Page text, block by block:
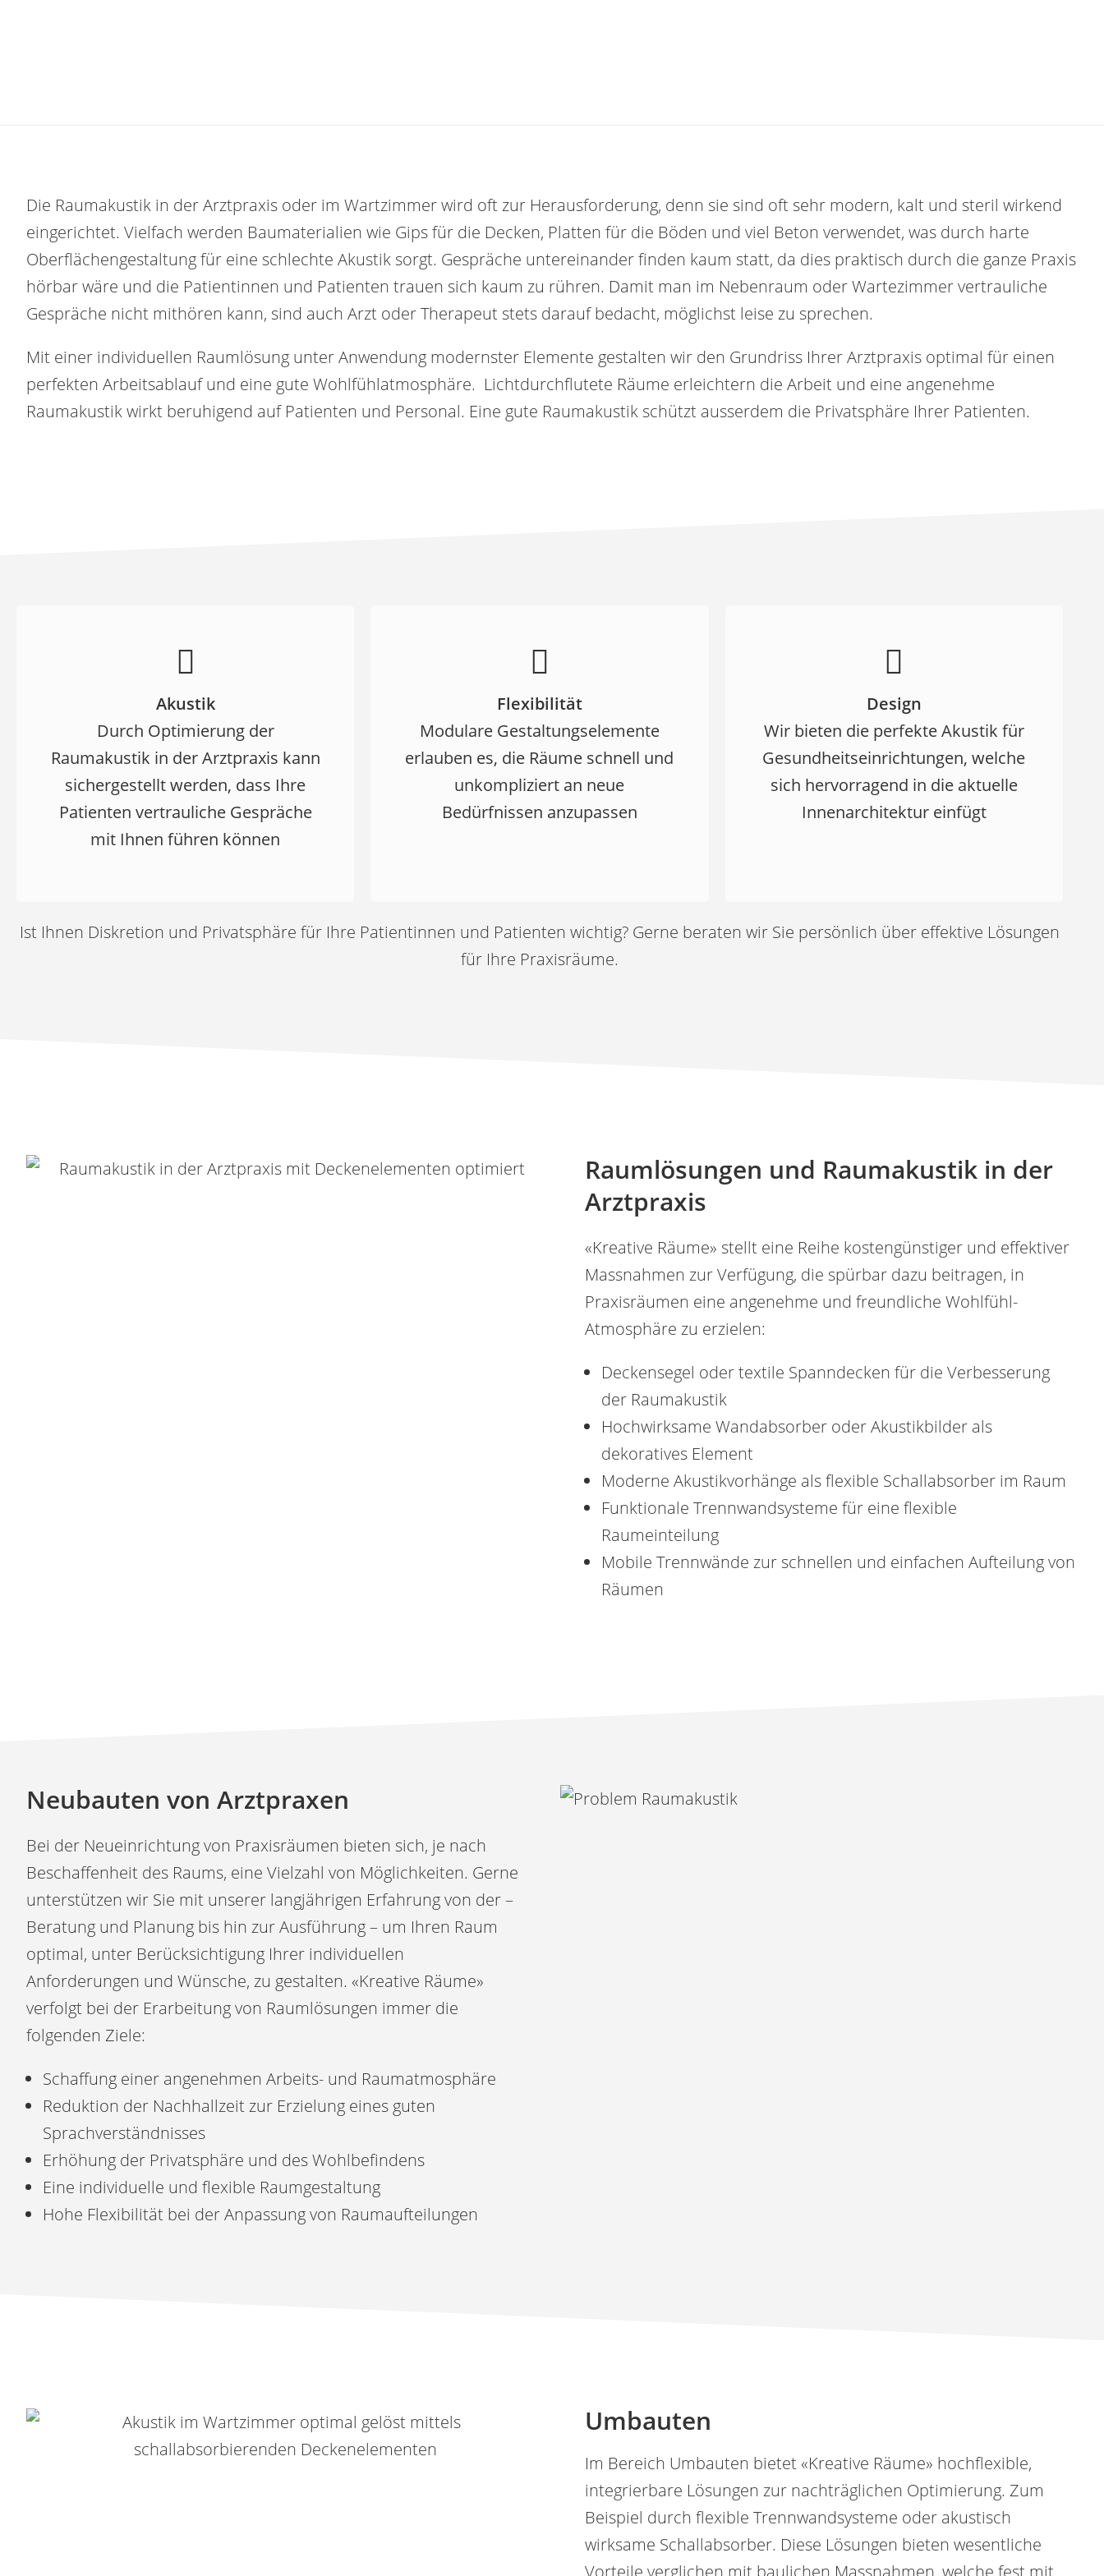
Die Raumakustik in der Arztpraxis oder im Wartzimmer wird oft zur Herausforderung, denn sie sind oft sehr modern, kalt und steril wirkend
eingerichtet. Vielfach werden Baumaterialien wie Gips für die Decken, Platten für die Böden und viel Beton verwendet, was durch harte
Oberflächengestaltung für eine schlechte Akustik sorgt. Gespräche untereinander finden kaum statt, da dies praktisch durch die ganze Praxis
hörbar wäre und die Patientinnen und Patienten trauen sich kaum zu rühren. Damit man im Nebenraum oder Wartezimmer vertrauliche
Gespräche nicht mithören kann, sind auch Arzt oder Therapeut stets darauf bedacht, möglichst leise zu sprechen.
Mit einer individuellen Raumlösung unter Anwendung modernster Elemente gestalten wir den Grundriss Ihrer Arztpraxis optimal für einen
perfekten Arbeitsablauf und eine gute Wohlfühlatmosphäre. Lichtdurchflutete Räume erleichtern die Arbeit und eine angenehme
Raumakustik wirkt beruhigend auf Patienten und Personal. Eine gute Raumakustik schützt ausserdem die Privatsphäre Ihrer Patienten.
Akustik
Durch Optimierung der
Raumakustik in der Arztpraxis kann
sichergestellt werden, dass Ihre
Patienten vertrauliche Gespräche
mit Ihnen führen können
Flexibilität
Modulare Gestaltungselemente
erlauben es, die Räume schnell und
unkompliziert an neue
Bedürfnissen anzupassen
Design
Wir bieten die perfekte Akustik für
Gesundheitseinrichtungen, welche
sich hervorragend in die aktuelle
Innenarchitektur einfügt
Ist Ihnen Diskretion und Privatsphäre für Ihre Patientinnen und Patienten wichtig? Gerne beraten wir Sie persönlich über effektive Lösungen
für Ihre Praxisräume.
Raumlösungen und Raumakustik in der
Arztpraxis
«Kreative Räume» stellt eine Reihe kostengünstiger und effektiver
Massnahmen zur Verfügung, die spürbar dazu beitragen, in
Praxisräumen eine angenehme und freundliche Wohlfühl-
Atmosphäre zu erzielen:
Deckensegel oder textile Spanndecken für die Verbesserung
der Raumakustik
Hochwirksame Wandabsorber oder Akustikbilder als
dekoratives Element
Moderne Akustikvorhänge als flexible Schallabsorber im Raum
Funktionale Trennwandsysteme für eine flexible
Raumeinteilung
Mobile Trennwände zur schnellen und einfachen Aufteilung von
Räumen
Neubauten von Arztpraxen
Bei der Neueinrichtung von Praxisräumen bieten sich, je nach
Beschaffenheit des Raums, eine Vielzahl von Möglichkeiten. Gerne
unterstützen wir Sie mit unserer langjährigen Erfahrung von der –
Beratung und Planung bis hin zur Ausführung – um Ihren Raum
optimal, unter Berücksichtigung Ihrer individuellen
Anforderungen und Wünsche, zu gestalten. «Kreative Räume»
verfolgt bei der Erarbeitung von Raumlösungen immer die
folgenden Ziele:
Schaffung einer angenehmen Arbeits- und Raumatmosphäre
Reduktion der Nachhallzeit zur Erzielung eines guten
Sprachverständnisses
Erhöhung der Privatsphäre und des Wohlbefindens
Eine individuelle und flexible Raumgestaltung
Hohe Flexibilität bei der Anpassung von Raumaufteilungen
Umbauten
Im Bereich Umbauten bietet «Kreative Räume» hochflexible,
integrierbare Lösungen zur nachträglichen Optimierung. Zum
Beispiel durch flexible Trennwandsysteme oder akustisch
wirksame Schallabsorber. Diese Lösungen bieten wesentliche
Vorteile verglichen mit baulichen Massnahmen, welche fest mit